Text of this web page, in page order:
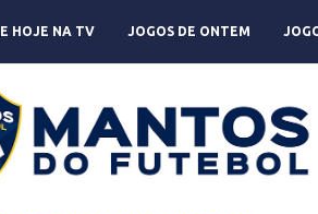
HOJE NA TV JOGOS DE ONTEM